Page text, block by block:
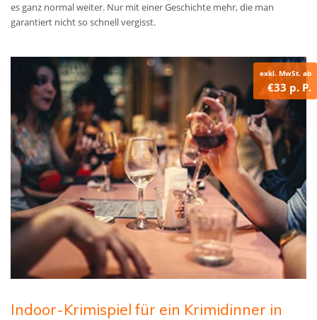
es ganz normal weiter. Nur mit einer Geschichte mehr, die man
garantiert nicht so schnell vergisst.
exkl. MwSt. ab
€33 p. P.
Indoor-Krimispiel für ein Krimidinner in